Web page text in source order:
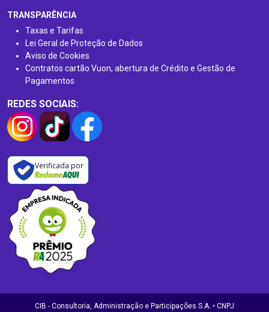
TRANSPARÊNCIA
Taxas e Tarifas
Lei Geral de Proteção de Dados
Aviso de Cookies
Contratos cartão Vuon, abertura de Crédito e Gestão de
Pagamentos
REDES SOCIAIS:
Verificada por
CIB - Consultoria, Administração e Participações S.A. • CNPJ